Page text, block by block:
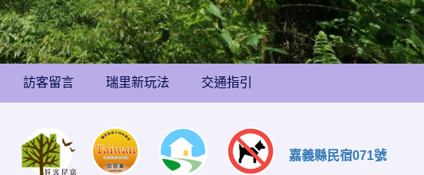
訪客留言 瑞里新玩法 交通指引
嘉義縣民宿071號